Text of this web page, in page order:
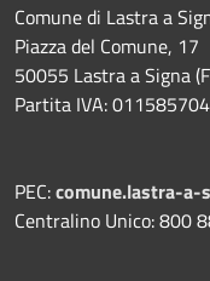
Comune di Lastra a
Piazza del Comune, 17
50055 Lastra a Signa
Partita IVA:
PEC:comune.lastra-a-
Centralino Unico: 800